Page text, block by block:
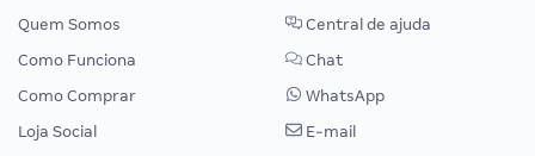
Quem Somos
Como Funciona
Como Comprar
Loja Social
Central de ajuda
Chat
WhatsApp
E-mail